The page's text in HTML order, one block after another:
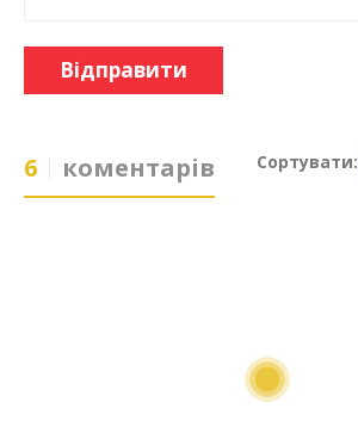
Відправити
6 коментарів Сортувати: